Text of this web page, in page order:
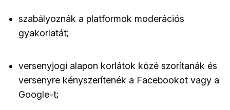
szabályoznák a platformok moderációs
gyakorlatát;
versenyjogi alapon korlátok közé szorítanák és
versenyre kényszerítenék a Facebookot vagy a
Google-t;